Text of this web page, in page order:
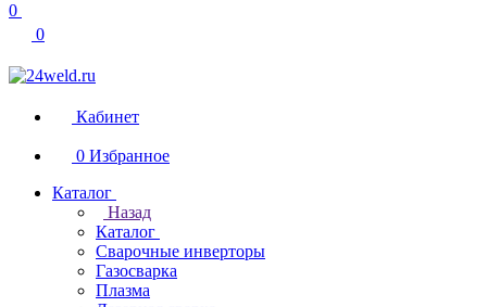
0
0
Кабинет
0 Избранное
Каталог
Назад
Каталог
Сварочные инверторы
Газосварка
Плазма